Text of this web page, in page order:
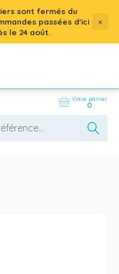
sont fermés du
passées d'ici
le 24 août.
×
Votre panier
0